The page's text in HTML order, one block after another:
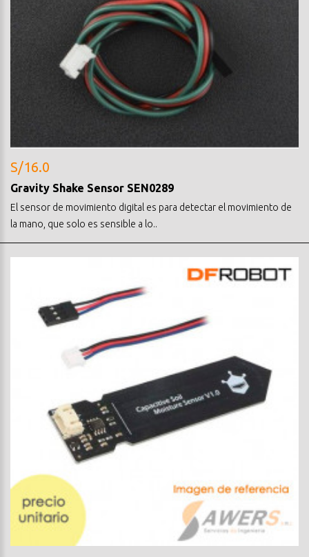
S/16.0
Gravity Shake Sensor SEN0289
El sensor de movimiento digital es para detectar el movimiento de
la mano, que solo es sensible a lo..